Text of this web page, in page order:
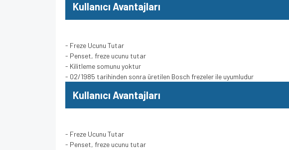
Kullanıcı Avantajları
- Freze Ucunu Tutar
- Penset, freze ucunu tutar
- Kilitleme somunu yoktur
- 02/1985 tarihinden sonra üretilen Bosch frezeler ile uyumludur
Kullanıcı Avantajları
- Freze Ucunu Tutar
- Penset, freze ucunu tutar